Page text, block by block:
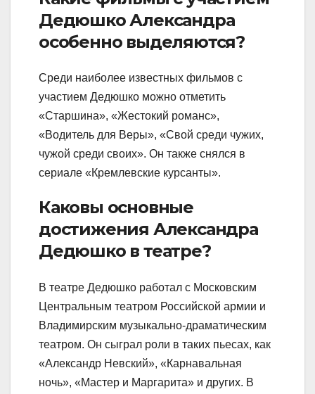
Дедюшко Александра
особенно выделяются?
Среди наиболее известных фильмов с
участием Дедюшко можно отметить
«Старшина», «Жестокий романс»,
«Водитель для Веры», «Свой среди чужих,
чужой среди своих». Он также снялся в
сериале «Кремлевские курсанты».
Каковы основные
достижения Александра
Дедюшко в театре?
В театре Дедюшко работал с Московским
Центральным театром Российской армии и
Владимирским музыкально-драматическим
театром. Он сыграл роли в таких пьесах, как
«Александр Невский», «Карнавальная
ночь», «Мастер и Маргарита» и других. В